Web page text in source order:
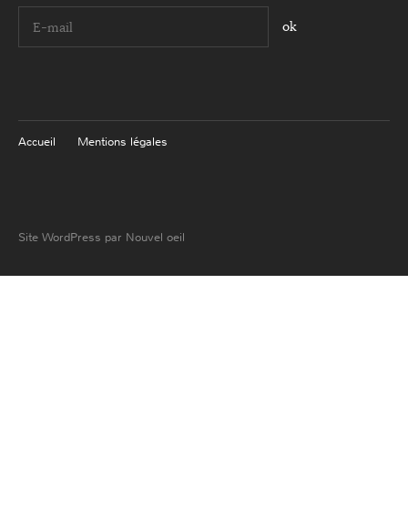
I agree terms and conditions.*
Accueil Mentions légales
Site WordPress par Nouvel oeil